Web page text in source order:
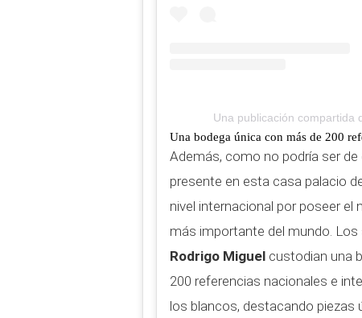
Una publicación compartida
Una bodega única con más de 200
Además, como no podría ser
presente en esta casa palacio
nivel internacional por poseer el
más importante del mundo. Los
Rodrigo Miguel custodian una
200 referencias nacionales e
los blancos, destacando piezas